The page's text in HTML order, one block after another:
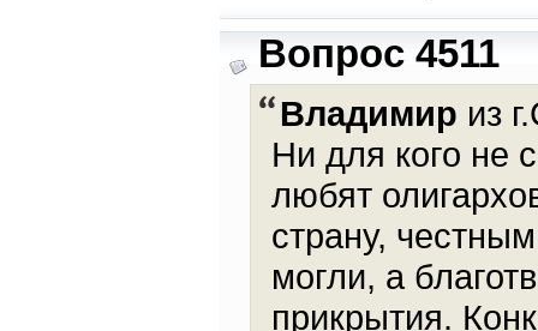
Вопрос 4511
Владимир из
Ни для кого не
любят
страну,
могли, а
прикрытия.